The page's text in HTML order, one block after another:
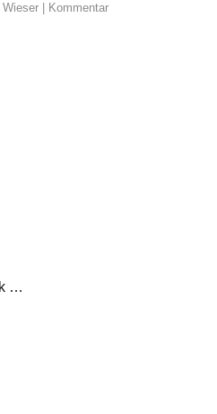
Kommentar
…